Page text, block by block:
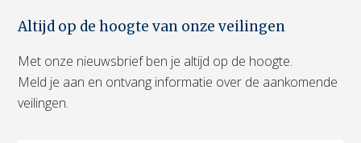
Altijd op de hoogte van onze veilingen
Met onze nieuwsbrief ben je altijd op de hoogte.
Meld je aan en ontvang informatie over de aankomende
veilingen.